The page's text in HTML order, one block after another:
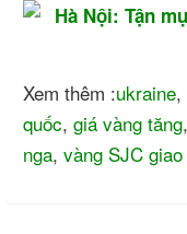
Xem thêm :ukraine,
quốc, giá vàng tăng,
nga, vàng SJC